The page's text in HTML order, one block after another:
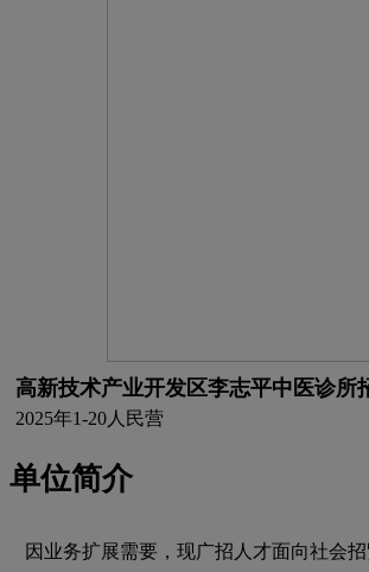
高新技术产业开发区李志平中医诊所
2025年1-20人 民营
单位简介
因业务扩展需要，现广招人才面向社会